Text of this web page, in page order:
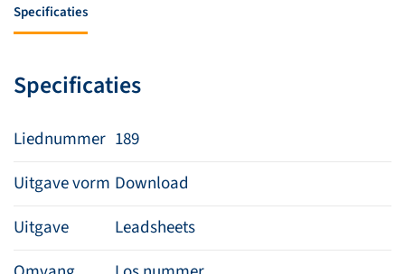
aantal
Specificaties
Specificaties
Liednummer 189
Uitgave vorm Download
Uitgave
Leadsheets